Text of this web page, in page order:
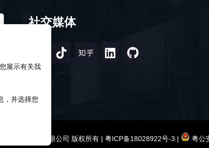
社交媒体
市研伟科技有限公司 版权所有 | 粤ICP备18028922号-3 | 粤公
展示有关我
，并选择您